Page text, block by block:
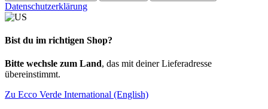
Datenschutzerklärung
Bist du im richtigen Shop?
Bitte wechsle zum Land, das mit deiner Lieferadresse
übereinstimmt.
Zu Ecco Verde International (English)